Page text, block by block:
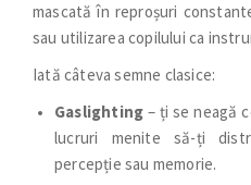
mascată în reproșuri
sau utilizarea copilului ca
Iată câteva semne clasice:
Gaslighting – ți se neagă
lucruri menite să-ți
percepție sau memorie.